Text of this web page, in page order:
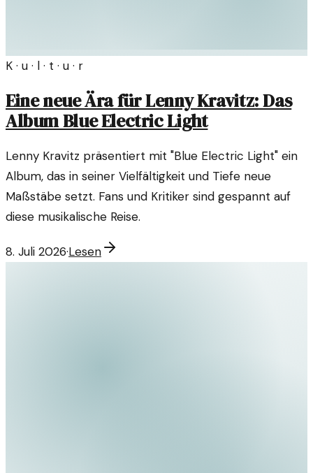
K · u · l · t · u · r
Eine neue Ära für Lenny Kravitz: Das
Album Blue Electric Light
Lenny Kravitz präsentiert mit "Blue Electric Light" ein
Album, das in seiner Vielfältigkeit und Tiefe neue
Maßstäbe setzt. Fans und Kritiker sind gespannt auf
diese musikalische Reise.
8. Juli 2026·Lesen